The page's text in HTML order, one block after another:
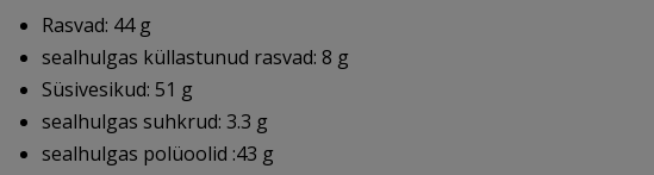
Rasvad: 44 g
sealhulgas küllastunud rasvad: 8 g
Süsivesikud: 51 g
sealhulgas suhkrud: 3.3 g
sealhulgas polüoolid :43 g